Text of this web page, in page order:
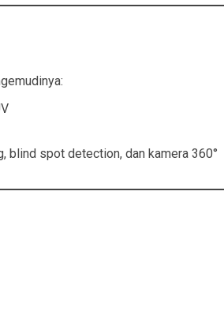
blind spot detection, dan kamera 360°